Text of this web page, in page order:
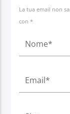
La tua email non
con *